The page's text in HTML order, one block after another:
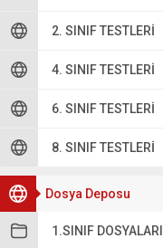
2. SINIF TESTLERI
4. SINIF TESTLERI
6. SINIF TESTLERI
8. SINIF TESTLERI
Dosya Deposu
1.SINIF DOSYALARI